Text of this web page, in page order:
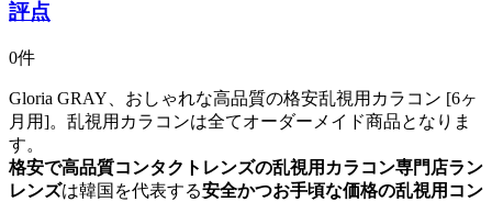
評点
0件
Gloria GRAY、おしゃれな高品質の格安乱視用カラコン [6ヶ
月用]。乱視用カラコンは全てオーダーメイド商品となりま
す。
格安で高品質コンタクトレンズの乱視用カラコン専門店ラン
レンズは韓国を代表する安全かつお手頃な価格の乱視用コン